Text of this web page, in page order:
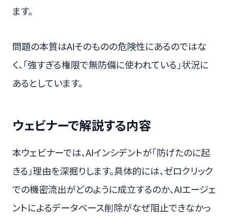
ます。
問題の本質はAIそのものの危険性にあるのではな
く、「強すぎる権限で無防備に使われている」状況に
あるとしています。
ウェビナーで解説する内容
本ウェビナーでは、AIインシデントが「防げたのに起
きる」理由を深掘りします。具体的には、ゼロクリック
での機密流出がどのように成立するのか、AIエージェ
ントによるデータベース削除がなぜ阻止できなかっ